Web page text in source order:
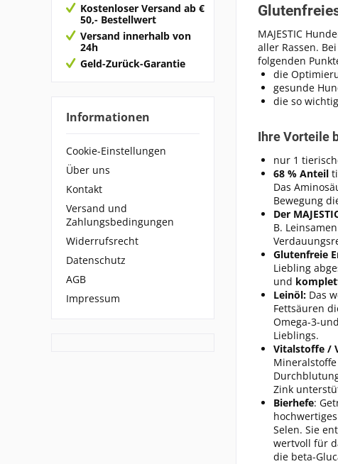
Kostenloser Versand ab €
50,- Bestellwert
Versand innerhalb von
24h
Geld-Zurück-Garantie
Informationen
Cookie-Einstellungen
Über uns
Kontakt
Versand und
Zahlungsbedingungen
Widerrufsrecht
Datenschutz
AGB
Impressum
MAJESTIC
aller Rassen.
folgenden
die
gesunde
die so
Ihre Vorteile
nur 1
68 % Anteil
Das
Bewegung
Der
B.
Glutenfreie
Liebling
und
Leinöl: Das
Fettsäuren
Omega-3-
Lieblings.
Vitalstoffe /
Zink
Bierhefe:
Selen. Sie
wertvoll für
die beta-